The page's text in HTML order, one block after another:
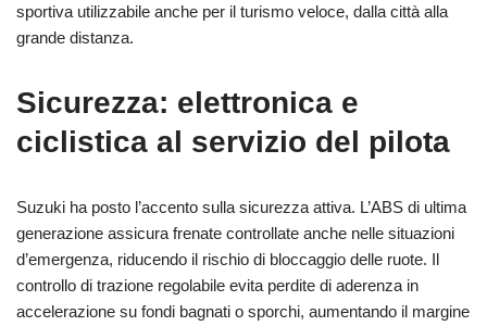
sportiva utilizzabile anche per il turismo veloce, dalla città alla
grande distanza.
Sicurezza: elettronica e
ciclistica al servizio del pilota
Suzuki ha posto l’accento sulla sicurezza attiva. L’ABS di ultima
generazione assicura frenate controllate anche nelle situazioni
d’emergenza, riducendo il rischio di bloccaggio delle ruote. Il
controllo di trazione regolabile evita perdite di aderenza in
accelerazione su fondi bagnati o sporchi, aumentando il margine